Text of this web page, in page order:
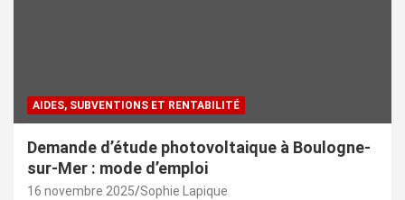
AIDES, SUBVENTIONS ET RENTABILITÉ
Demande d’étude photovoltaique à Boulogne-
sur-Mer : mode d’emploi
16 novembre 2025 Sophie Lapique